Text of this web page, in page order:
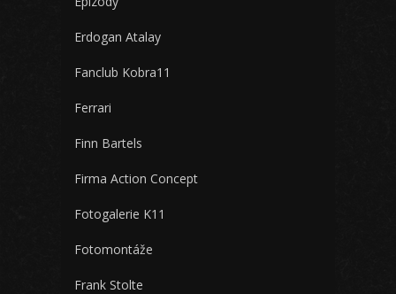
Erdogan Atalay
Fanclub Kobra11
Ferrari
Finn Bartels
Firma Action Concept
Fotogalerie K11
Fotomontáže
Frank Stolte